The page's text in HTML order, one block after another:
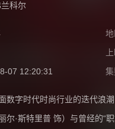
科尔
地
07 12:20:31 集
数字时代时尚行业的迭代浪
尔·斯特里普 饰）与曾经的“